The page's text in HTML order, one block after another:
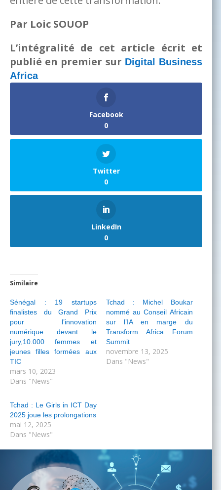
Par Loic SOUOP
L’intégralité de cet article écrit et
publié en premier sur Digital Business
Africa
Facebook
0
Twitter
0
LinkedIn
0
Similaire
Sénégal : 19 startups
finalistes du Grand Prix
pour l’innovation
numérique devant le
jury,10.000 femmes et
jeunes filles formées aux
TIC
mars 10, 2023
Dans "News"
Tchad : Michel Boukar
nommé au Conseil Africain
sur l’IA en marge du
Transform Africa Forum
Summit
novembre 13, 2025
Dans "News"
Tchad : Le Girls in ICT Day
2025 joue les prolongations
mai 12, 2025
Dans "News"